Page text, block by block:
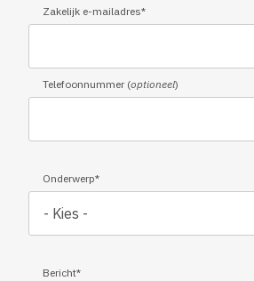
Zakelijk e-mailadres*
Telefoonnummer (optioneel)
Onderwerp*
Bericht*